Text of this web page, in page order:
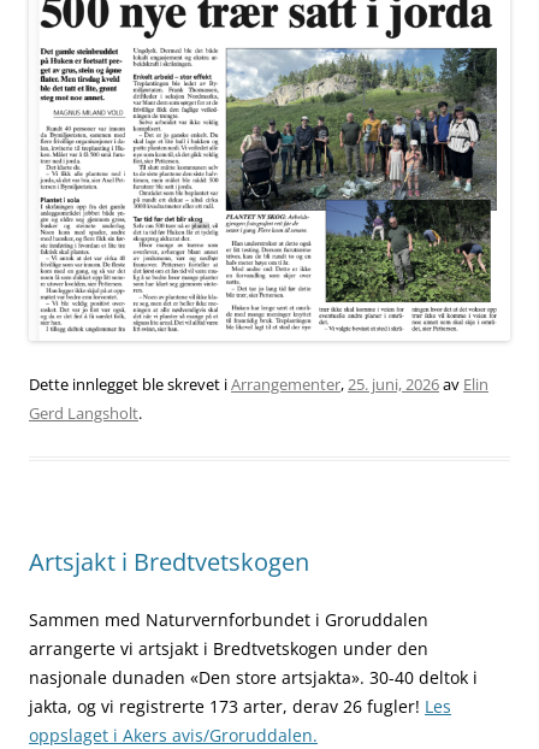
Dette innlegget ble skrevet iArrangementer,25. juni, 2026av Elin
Gerd Langsholt.
Artsjakt i Bredtvetskogen
Sammen med Naturvernforbundet i Groruddalen
arrangerte vi artsjakt i Bredtvetskogen under den
nasjonale dunaden «Den store artsjakta». 30-40 deltok i
jakta, og vi registrerte 173 arter, derav 26 fugler! Les
oppslaget i Akers avis/Groruddalen.